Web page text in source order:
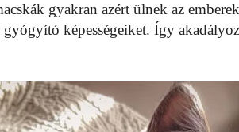
gyakran azért ülnek az
képességeiket. Így